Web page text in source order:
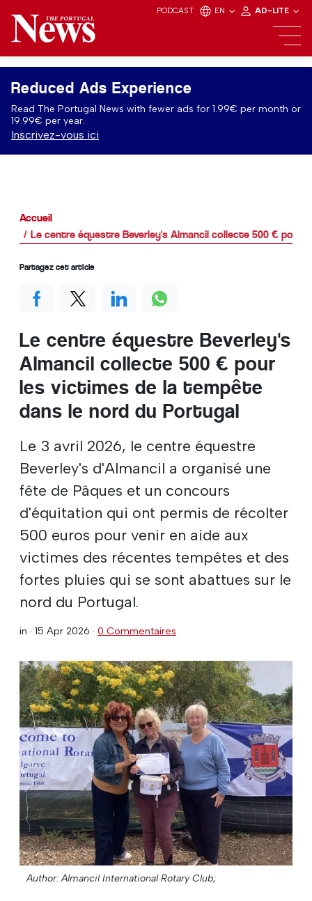
PODCAST EN AD-LITE
Reduced Ads Experience
Read The Portugal News with fewer ads for 1.99€ per month or
19.99€ per year.
Inscrivez-vous ici
Accueil
Le centre équestre Beverley's Almancil collecte 500 € pour
Le centre équestre Beverley's
Almancil collecte 500 € pour
les victimes de la tempête
dans le nord du Portugal
Le 3 avril 2026, le centre équestre
Beverley's d'Almancil a organisé une
fête de Pâques et un concours
d'équitation qui ont permis de récolter
500 euros pour venir en aide aux
victimes des récentes tempêtes et des
fortes pluies qui se sont abattues sur le
nord du Portugal.
in · 15 Apr 2026 · 0 Commentaires
Author: Almancil International Rotary Club;
Partagez cet article